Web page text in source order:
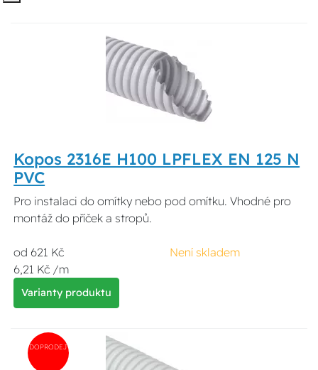
Kopos 2316E H100 LPFLEX EN 125 N
PVC
Pro instalaci do omítky nebo pod omítku. Vhodné pro
montáž do příček a stropů.
od 621 Kč
6,21 Kč /m
Není skladem
Varianty produktu
DOPRODEJ